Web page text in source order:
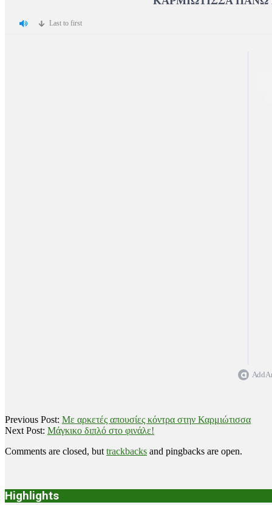
Last to first
Add
2021-
09-
Previous Post: Με αρκετές απουσίες κόντρα στην Καρμιώτισσα
Next Post: Μάγκικο διπλό στο φινάλε!
Comments are closed, but trackbacks and pingbacks are open.
Highlights